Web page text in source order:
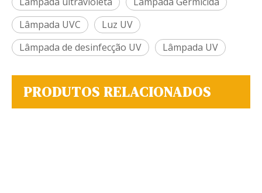
Lâmpada UVC
Luz UV
Lâmpada de desinfecção UV
Lâmpada UV
PRODUTOS RELACIONADOS